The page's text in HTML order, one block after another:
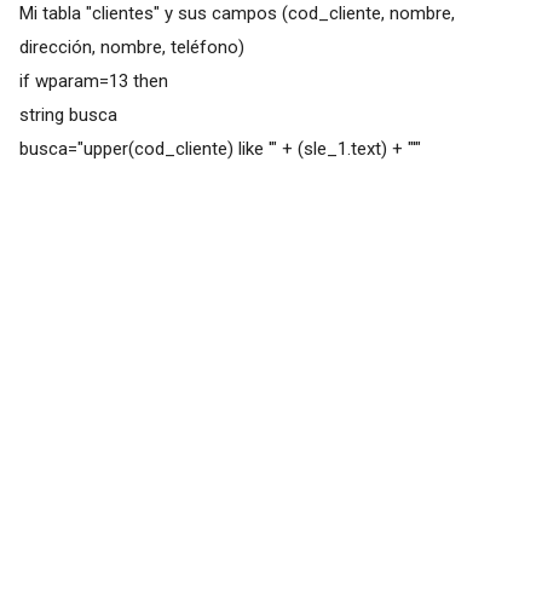
Mi tabla "clientes" y sus campos (cod_cliente, nombre,
dirección, nombre, teléfono)
if wparam=13 then
string busca
busca="upper(cod_cliente) like '" + (sle_1.text) + "'"